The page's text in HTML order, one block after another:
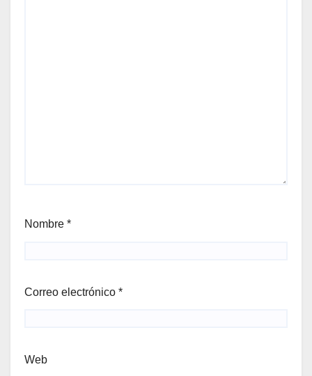
Nombre *
Correo electrónico *
Web